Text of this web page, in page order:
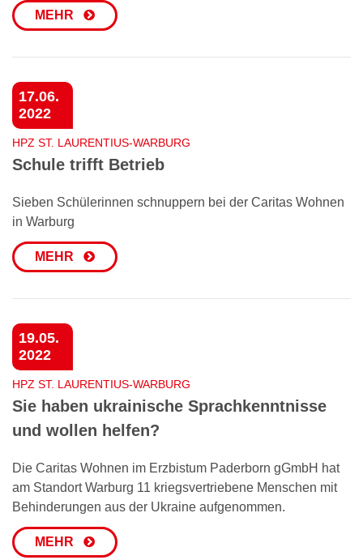
MEHR
17.06.
2022
HPZ ST. LAURENTIUS-WARBURG
Schule trifft Betrieb
Sieben Schülerinnen schnuppern bei der Caritas Wohnen
in Warburg
MEHR
19.05.
2022
HPZ ST. LAURENTIUS-WARBURG
Sie haben ukrainische Sprachkenntnisse
und wollen helfen?
Die Caritas Wohnen im Erzbistum Paderborn gGmbH hat
am Standort Warburg 11 kriegsvertriebene Menschen mit
Behinderungen aus der Ukraine aufgenommen.
MEHR